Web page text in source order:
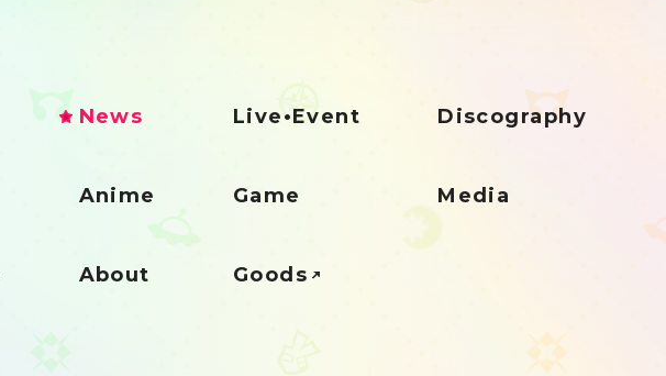
News Live•Event Discography
Anime Game Media
About Goods